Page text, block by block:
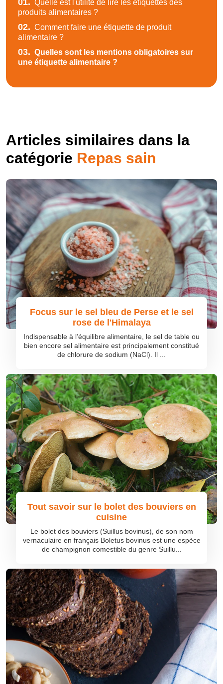
01. Quelle est l'utilité de lire les étiquettes des
produits alimentaires ?
02. Comment faire une étiquette de produit
alimentaire ?
03. Quelles sont les mentions obligatoires sur
une étiquette alimentaire ?
Articles similaires dans la
catégorie Repas sain
Focus sur le sel bleu de Perse et le sel
rose de l'Himalaya
Indispensable à l’équilibre alimentaire, le sel de table ou
bien encore sel alimentaire est principalement constitué
de chlorure de sodium (NaCl). Il ...
Tout savoir sur le bolet des bouviers en
cuisine
Le bolet des bouviers (Suillus bovinus), de son nom
vernaculaire en français Boletus bovinus est une espèce
de champignon comestible du genre Suillu...